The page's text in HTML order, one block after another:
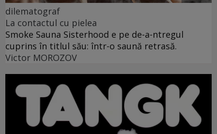
dilematograf
La contactul cu pielea
Smoke Sauna Sisterhood e pe de-a-ntregul
cuprins în titlul său: într-o saună retrasă.
Victor MOROZOV